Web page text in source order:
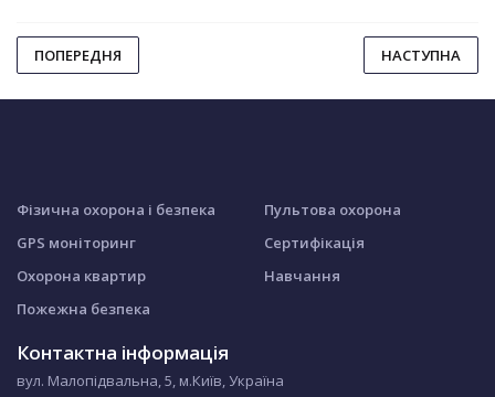
ПОПЕРЕДНЯ НАСТУПНА
Фізична охорона і безпека
GPS моніторинг
Охорона квартир
Пожежна безпека
Пультова охорона
Сертифікація
Навчання
Контактна інформація
вул. Малопідвальна, 5, м.Київ, Україна